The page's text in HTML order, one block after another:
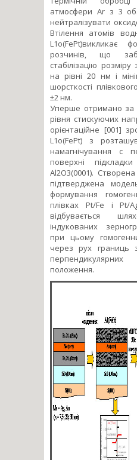
атмосфери Ar з 3
нейтралізувати
Втілення атомів
L1о(FePt)викликає
розчинів, що
стабілізацію
на рівні 20 нм і
шорсткості
±2 нм.
Уперше отримано за
рівня стискуючих
орієнтаційне [001]
L1о(FePt) з
намагнічування c
поверхні підкладки
Al2O3(0001).
підтверджена
формування
плівках Pt/Fe і Pt/
відбувається
індукованих
при цьому
через рух границь
положення.